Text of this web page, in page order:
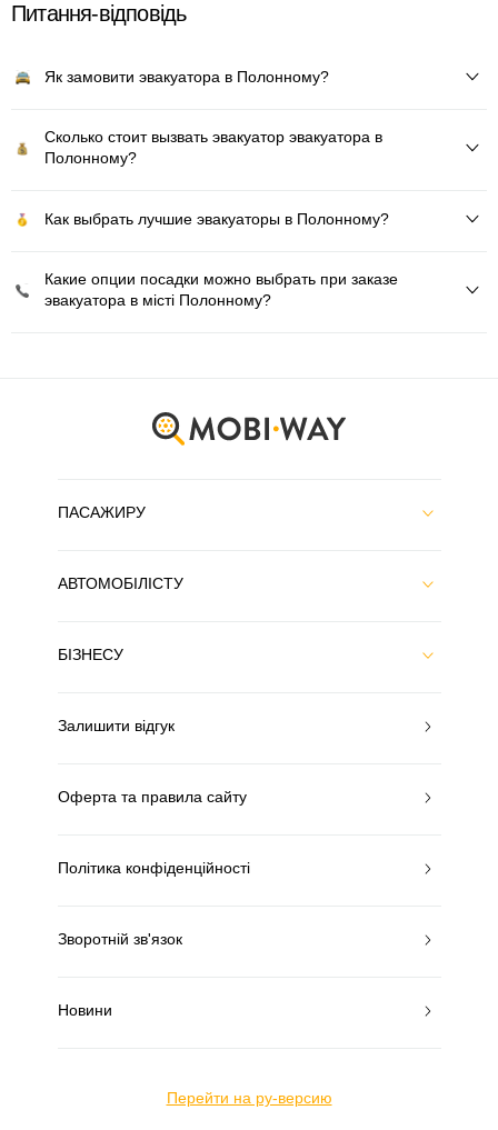
Питання-відповідь
Як замовити эвакуатора в Полонному?
Сколько стоит вызвать эвакуатор эвакуатора в
Полонному?
Как выбрать лучшие эвакуаторы в Полонному?
Какие опции посадки можно выбрать при заказе
эвакуатора в місті Полонному?
ПАСАЖИРУ
АВТОМОБІЛІСТУ
БІЗНЕСУ
Залишити відгук
Оферта та правила сайту
Політика конфіденційності
Зворотній зв'язок
Новини
Перейти на ру-версию